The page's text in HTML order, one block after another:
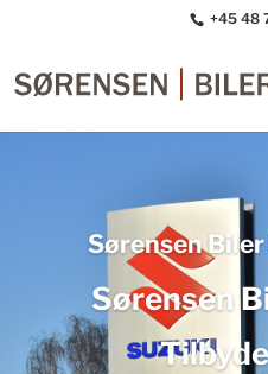
+45 48
Sørensen
Sørensen